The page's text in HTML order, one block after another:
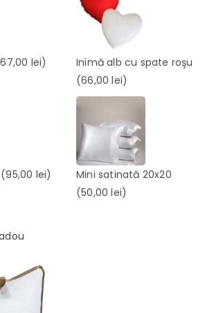
lei)
Inimă alb cu spate roşu
(66,00 lei)
lei)
Mini satinată 20x20
(50,00 lei)